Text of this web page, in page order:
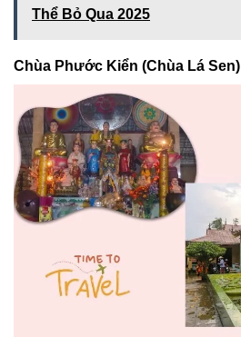
Thể Bỏ Qua 2025
Chùa Phước Kiển (Chùa Lá Sen)